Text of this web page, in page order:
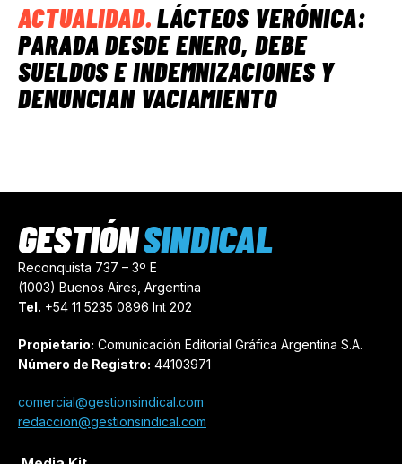
ACTUALIDAD.LÁCTEOS VERÓNICA:
PARADA DESDE ENERO, DEBE
SUELDOS E INDEMNIZACIONES Y
DENUNCIAN VACIAMIENTO
Reconquista 737 – 3º E
(1003) Buenos Aires, Argentina
Tel. +54 11 5235 0896 Int 202
Propietario: Comunicación Editorial Gráfica Argentina S.A.
Número de Registro: 44103971
comercial@gestionsindical.com
redaccion@gestionsindical.com
GESTIÓNSINDICAL